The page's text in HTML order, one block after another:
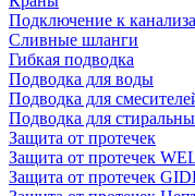
Подключение к
Сливные шланги
Гибкая подводка
Подводка для воды
Подводка для
Подводка для
Защита от протечек
Защита от протечек
Защита от протечек